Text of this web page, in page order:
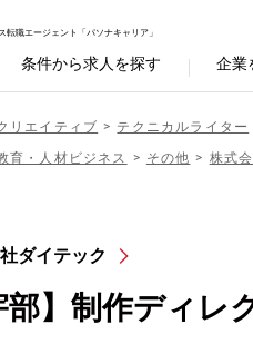
転職エージェント「パソナキャリア」
条件から求人を探す 企業
リエイティブ
テクニカルライター
育・人材ビジネス その他 株式
ダイテック
部】制作ディ